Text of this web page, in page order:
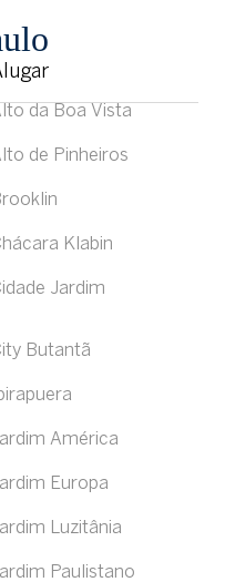
da Boa Vista
de Pinheiros
Klabin
Jardim
Butantã
América
Europa
Luzitânia
Paulistano